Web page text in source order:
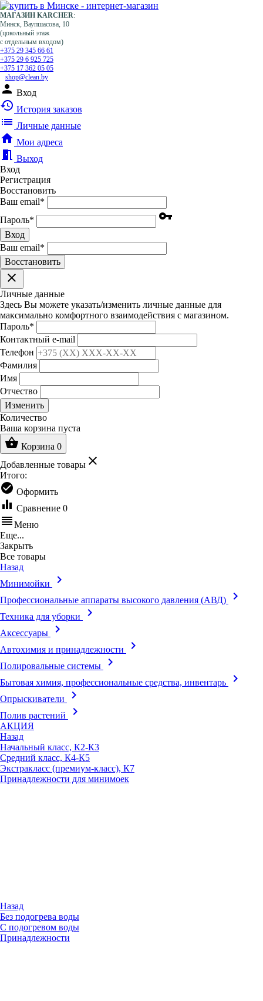
МАГАЗИН KARCHER:
Минск, Ваупшасова, 10
(цокольный этаж
с отдельным входом)
+375 29 345 66 61
+375 29 6 925 725
+375 17 362 05 05
shop@clean.by
person Вход
history История заказов
list Личные данные
home Мои адреса
meeting_room Выход
Вход
Регистрация
Восстановить
Ваш email*
Пароль* vpn_key
Вход
Ваш email*
Воcстановить
clear
Личные данные
Здесь Вы можете указать/изменить личные данные для
максимально комфортного взаимодействия с магазином.
Пароль*
Контактный e-mail
Телефон
Фамилия
Имя
Отчество
Изменить
Количество
Ваша корзина пуста
shopping_basket Корзина 0
Добавленные товары clear
Итого:
check_circle Оформить
equalizer Сравнение 0
reorderМеню
Еще...
Закрыть
Все товары
Назад
Минимойки
keyboard_arrow_right
Профессиональные аппараты высокого давления (АВД) keyboard_arrow_right
Техника для уборки keyboard_arrow_right
Аксессуары keyboard_arrow_right
Автохимия и принадлежности keyboard_arrow_right
Полировальные системы keyboard_arrow_right
Бытовая химия, профессиональные средства, инвентарь keyboard_arrow_right
Опрыскиватели keyboard_arrow_right
Полив растений keyboard_arrow_right
АКЦИЯ
Назад
Начальный класс, К2-К3
Средний класс, К4-К5
Экстракласс (премиум-класс), К7
Принадлежности для минимоек
Назад
Без подогрева воды
С подогревом воды
Принадлежности